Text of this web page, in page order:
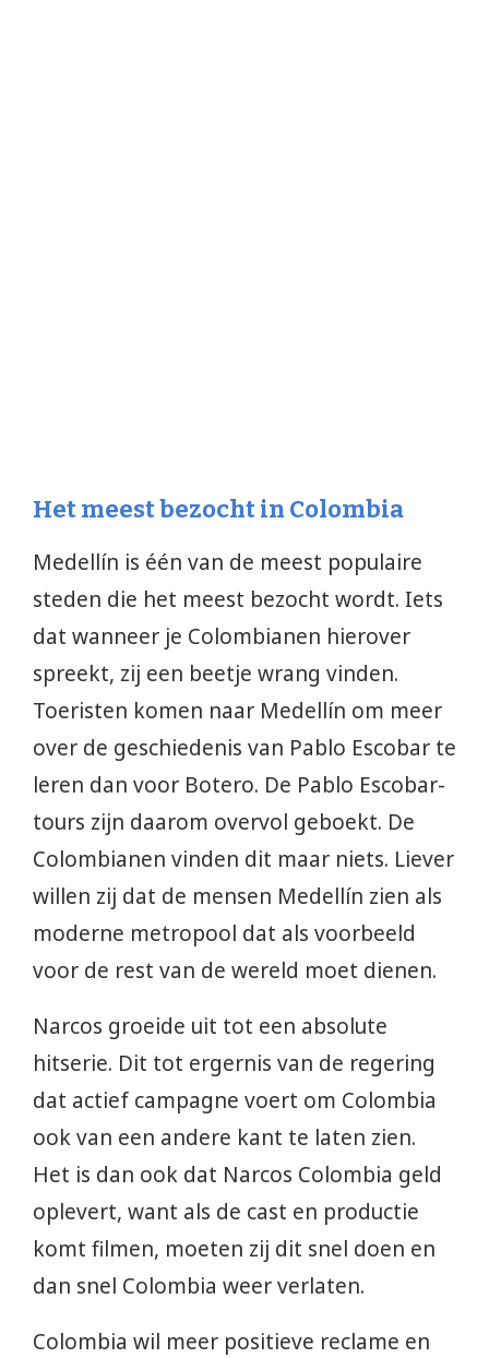
Het meest bezocht in Colombia
Medellín is één van de meest populaire
steden die het meest bezocht wordt. Iets
dat wanneer je Colombianen hierover
spreekt, zij een beetje wrang vinden.
Toeristen komen naar Medellín om meer
over de geschiedenis van Pablo Escobar te
leren dan voor Botero. De Pablo Escobar-
tours zijn daarom overvol geboekt. De
Colombianen vinden dit maar niets. Liever
willen zij dat de mensen Medellín zien als
moderne metropool dat als voorbeeld
voor de rest van de wereld moet dienen.
Narcos groeide uit tot een absolute
hitserie. Dit tot ergernis van de regering
dat actief campagne voert om Colombia
ook van een andere kant te laten zien.
Het is dan ook dat Narcos Colombia geld
oplevert, want als de cast en productie
komt filmen, moeten zij dit snel doen en
dan snel Colombia weer verlaten.
Colombia wil meer positieve reclame en